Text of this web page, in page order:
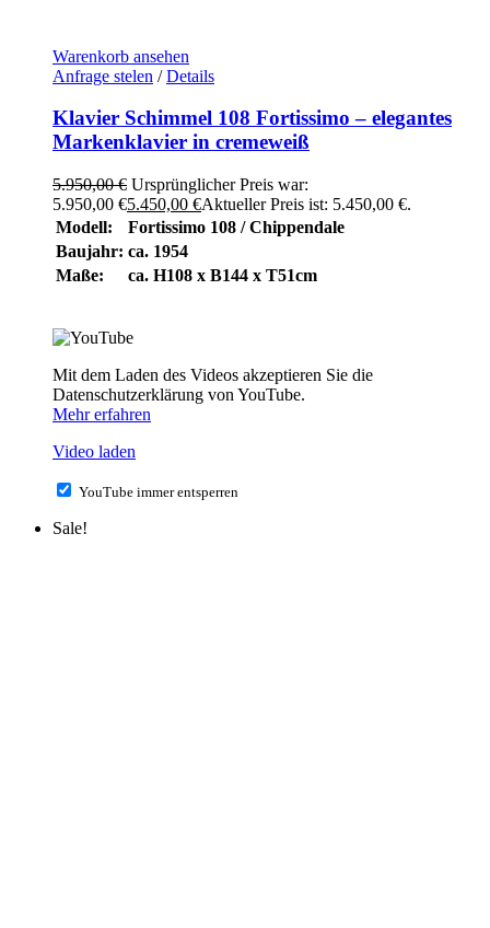
Warenkorb ansehen
Anfrage stelen / Details
Klavier Schimmel 108 Fortissimo – elegantes
Markenklavier in cremeweiß
5.950,00€ Ursprünglicher Preis war:
5.950,00 €5.450,00 €Aktueller Preis ist: 5.450,00 €.
Modell:
Fortissimo 108 / Chippendale
Baujahr: ca. 1954
Maße:
ca. H108 x B144 x T51cm
Mit dem Laden des Videos akzeptieren Sie die
Datenschutzerklärung von YouTube.
Mehr erfahren
Video laden
YouTube immer entsperren
Sale!